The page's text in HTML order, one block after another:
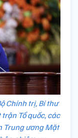
Chính trị, Bí thư
Tổ quốc, các
Trung ương Mặt